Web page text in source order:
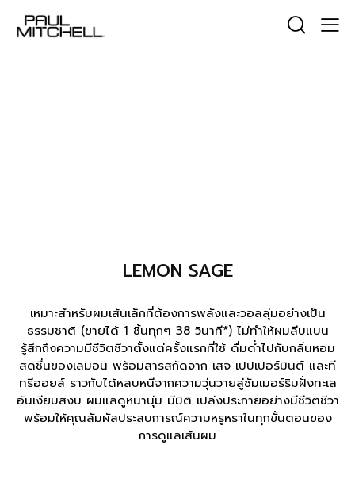
LEMON SAGE
เหมาะสำหรับผมเส้นเล็กที่ต้องการพลังและวอลลุ่มอย่างเป็น
ธรรมชาติ (ขายได้ 1 ชิ้นทุกๆ 38 วินาที*) ไม่ทำให้ผมลีบแบน
รู้สึกถึงความมีชีวิตชีวาตั้งแต่ครั้งแรกที่ใช้ ดื่มด่ำไปกับกลิ่นหอม
สดชื่นของเลมอน พร้อมสารสกัดจาก เสจ เปปเปอร์มินต์ และที
ทรีออยล์ ราวกับได้หลบหนีจากความวุ่นวายสู่ซัมเมอร์ริมฝั่งทะเล
อันเงียบสงบ ผมแลดูหนานุ่ม มีมิติ เปล่งประกายอย่างมีชีวิตชีวา
พร้อมให้คุณสัมผัสประสบการณ์ความหรูหราในทุกขั้นตอนของ
การดูแลเส้นผม